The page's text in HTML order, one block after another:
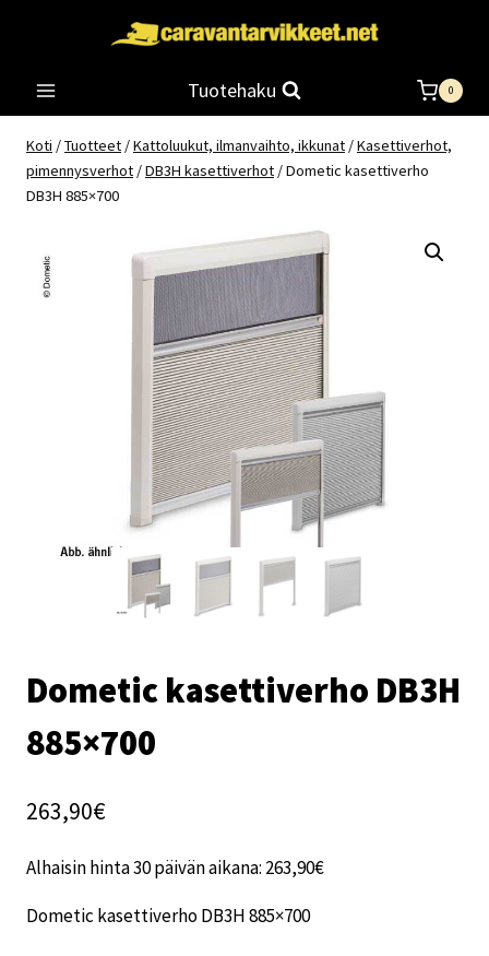
Tuotehaku 0
Koti /Tuotteet /Kattoluukut, ilmanvaihto, ikkunat /Kasettiverhot,
pimennysverhot /DB3H kasettiverhot /Dometic kasettiverho
DB3H 885×700
Dometic kasettiverho DB3H
885×700
263,90€
Alhaisin hinta 30 päivän aikana: 263,90€
Dometic kasettiverho DB3H 885×700